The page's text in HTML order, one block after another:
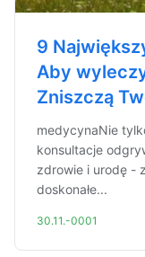
9
Aby
Zniszczą
medycynaNie
konsultacje
zdrowie i urodę -
doskonałe...
30.11.-0001